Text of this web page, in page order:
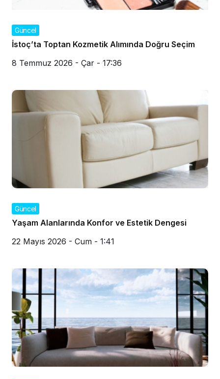
Güncel
İstoç’ta Toptan Kozmetik Alımında Doğru Seçim
8 Temmuz 2026 - Çar - 17:36
Güncel
Yaşam Alanlarında Konfor ve Estetik Dengesi
22 Mayıs 2026 - Cum - 1:41